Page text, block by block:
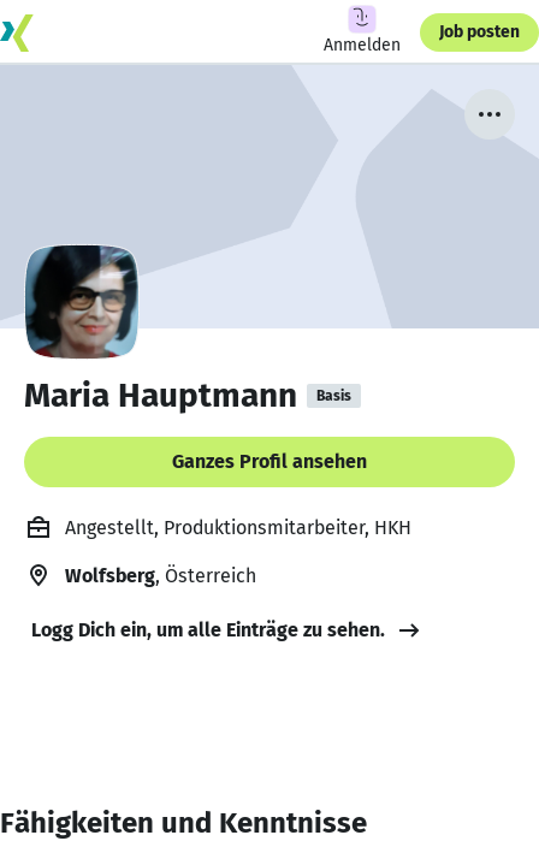
Anmelden
Job posten
Maria Hauptmann Basis
Ganzes Profil ansehen
Angestellt, Produktionsmitarbeiter, HKH
Wolfsberg, Österreich
Logg Dich ein, um alle Einträge zu sehen.
Fähigkeiten und Kenntnisse